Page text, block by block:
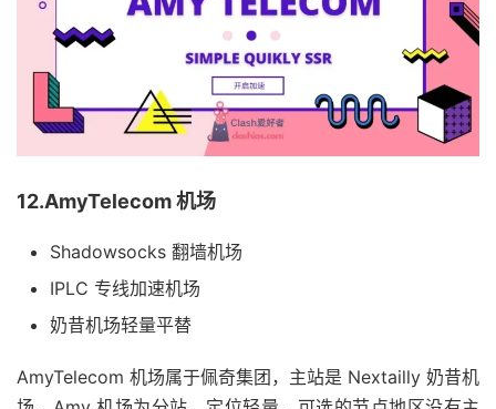
12.AmyTelecom 机场
Shadowsocks 翻墙机场
IPLC 专线加速机场
奶昔机场轻量平替
AmyTelecom 机场属于佩奇集团，主站是 Nextailly 奶昔机